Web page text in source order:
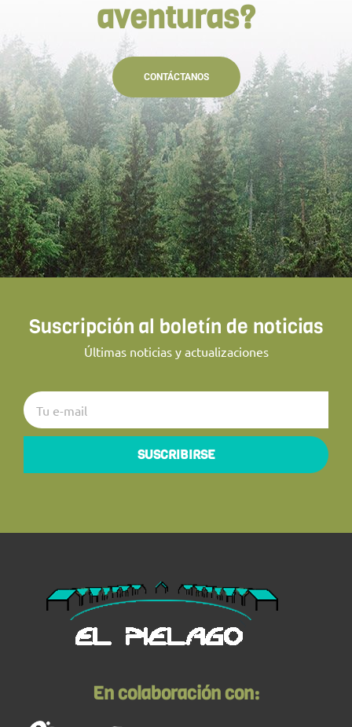
aventuras?
CONTÁCTANOS
Suscripción al boletín de noticias
Últimas noticias y actualizaciones
SUSCRIBIRSE
En colaboración con: